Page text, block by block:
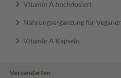
Vitamin A hochdosiert
Nahrungsergänzung für Veganer
Vitamin A Kapseln
Versandarten